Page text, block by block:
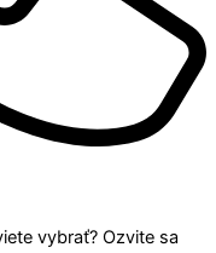
vybrať? Ozvite sa